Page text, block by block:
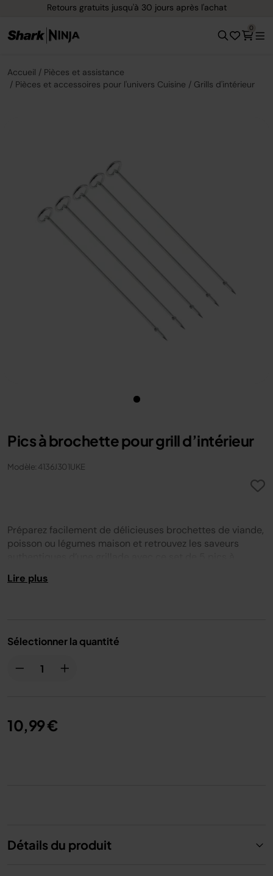
Retours gratuits jusqu'à 30 jours après l'achat
0
Accueil
Pièces et assistance
Pièces et accessoires pour l'univers Cuisine
Grills d'intérieur
Pics à brochette pour grill d’intérieur
Modèle: 4136J301UKE
Préparez facilement de délicieuses brochettes de viande,
poisson ou légumes maison et retrouvez les saveurs
Lire plus
Sélectionner la quantité
10,99 €
Détails du produit